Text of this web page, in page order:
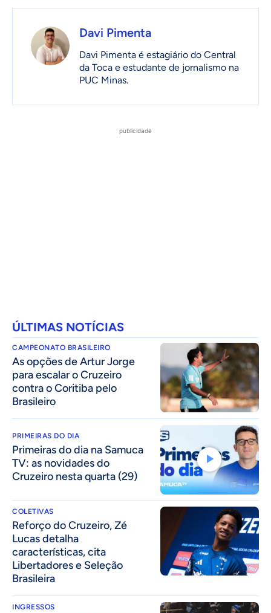
Davi Pimenta
Davi Pimenta é estagiário do Central
da Toca e estudante de jornalismo na
PUC Minas.
publicidade
ÚLTIMAS NOTÍCIAS
CAMPEONATO BRASILEIRO
As opções de Artur Jorge
para escalar o Cruzeiro
contra o Coritiba pelo
Brasileiro
PRIMEIRAS DO DIA
Primeiras do dia na Samuca
TV: as novidades do
Cruzeiro nesta quarta (29)
COLETIVAS
⁠Reforço do Cruzeiro, Zé
Lucas detalha
características, cita
Libertadores e Seleção
Brasileira
INGRESSOS